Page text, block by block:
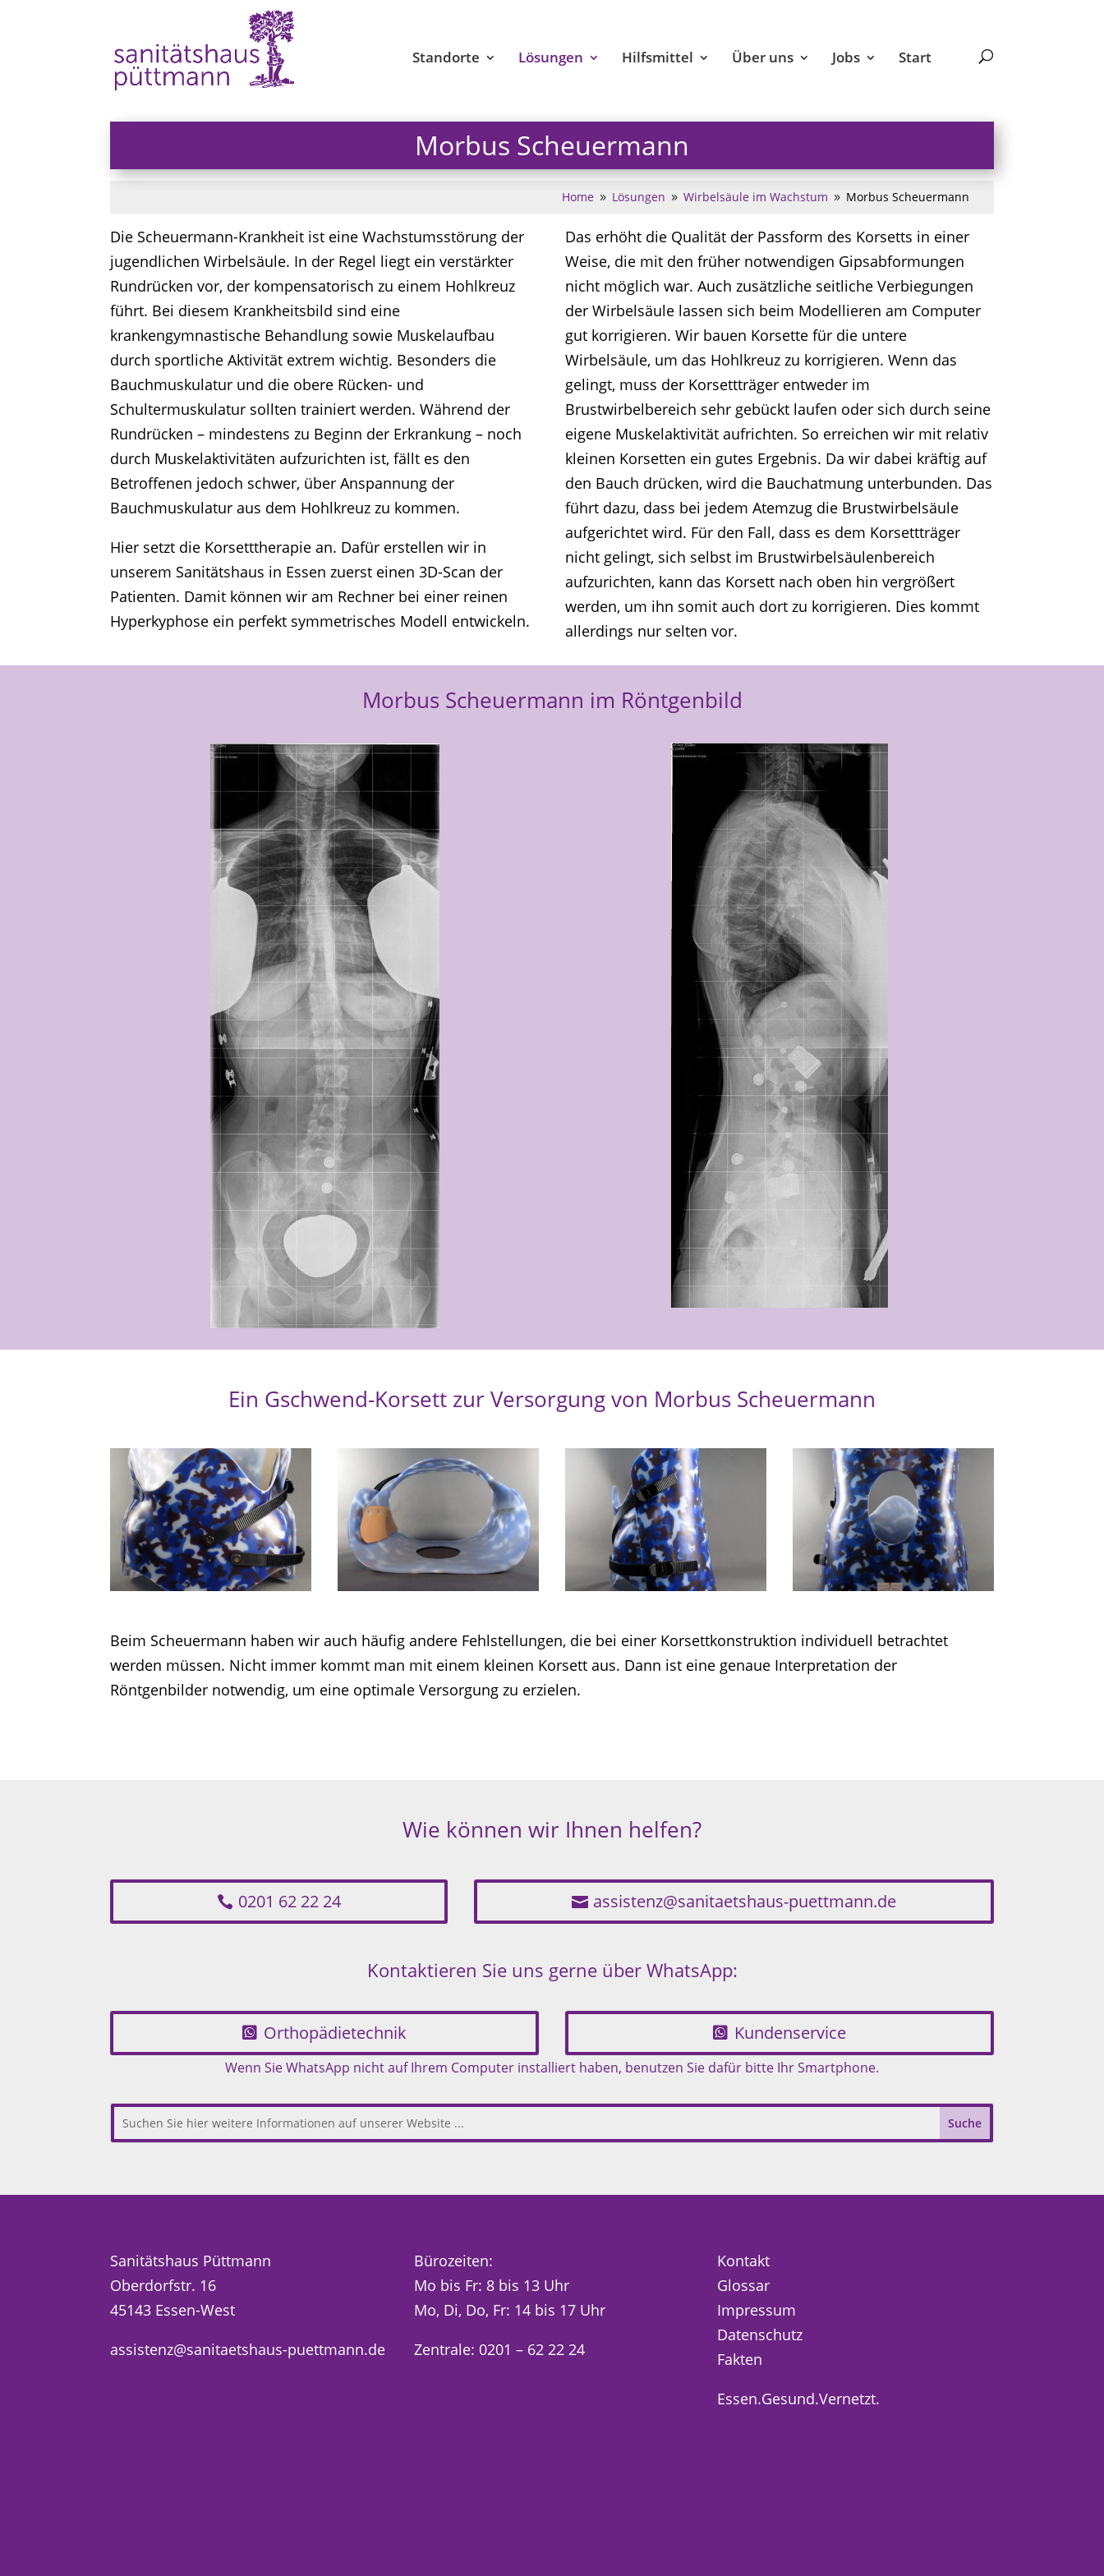
Standorte Lösungen Hilfsmittel Über uns Jobs Start
Morbus Scheuermann
Home 9 Lösungen 9 Wirbelsäule im Wachstum 9 Morbus Scheuermann
Die Scheuermann-Krankheit ist eine Wachstumsstörung der
jugendlichen Wirbelsäule. In der Regel liegt ein verstärkter
Rundrücken vor, der kompensatorisch zu einem Hohlkreuz
führt. Bei diesem Krankheitsbild sind eine
krankengymnastische Behandlung sowie Muskelaufbau
durch sportliche Aktivität extrem wichtig. Besonders die
Bauchmuskulatur und die obere Rücken- und
Schultermuskulatur sollten trainiert werden. Während der
Rundrücken – mindestens zu Beginn der Erkrankung – noch
durch Muskelaktivitäten aufzurichten ist, fällt es den
Betroffenen jedoch schwer, über Anspannung der
Bauchmuskulatur aus dem Hohlkreuz zu kommen.
Hier setzt die Korsetttherapie an. Dafür erstellen wir in
unserem Sanitätshaus in Essen zuerst einen 3D-Scan der
Patienten. Damit können wir am Rechner bei einer reinen
Hyperkyphose ein perfekt symmetrisches Modell entwickeln.
Das erhöht die Qualität der Passform des Korsetts in einer
Weise, die mit den früher notwendigen Gipsabformungen
nicht möglich war. Auch zusätzliche seitliche Verbiegungen
der Wirbelsäule lassen sich beim Modellieren am Computer
gut korrigieren. Wir bauen Korsette für die untere
Wirbelsäule, um das Hohlkreuz zu korrigieren. Wenn das
gelingt, muss der Korsettträger entweder im
Brustwirbelbereich sehr gebückt laufen oder sich durch seine
eigene Muskelaktivität aufrichten. So erreichen wir mit relativ
kleinen Korsetten ein gutes Ergebnis. Da wir dabei kräftig auf
den Bauch drücken, wird die Bauchatmung unterbunden. Das
führt dazu, dass bei jedem Atemzug die Brustwirbelsäule
aufgerichtet wird. Für den Fall, dass es dem Korsettträger
nicht gelingt, sich selbst im Brustwirbelsäulenbereich
aufzurichten, kann das Korsett nach oben hin vergrößert
werden, um ihn somit auch dort zu korrigieren. Dies kommt
allerdings nur selten vor.
Morbus Scheuermann im Röntgenbild
Ein Gschwend-Korsett zur Versorgung von Morbus Scheuermann
Beim Scheuermann haben wir auch häufig andere Fehlstellungen, die bei einer Korsettkonstruktion individuell betrachtet
werden müssen. Nicht immer kommt man mit einem kleinen Korsett aus. Dann ist eine genaue Interpretation der
Röntgenbilder notwendig, um eine optimale Versorgung zu erzielen.
Wie können wir Ihnen helfen?
0201 62 22 24 assistenz@sanitaetshaus-puettmann.de
Kontaktieren Sie uns gerne über WhatsApp:
Orthopädietechnik Kundenservice
Wenn Sie WhatsApp nicht auf Ihrem Computer installiert haben, benutzen Sie dafür bitte Ihr Smartphone.
Sanitätshaus Püttmann
Oberdorfstr. 16
45143 Essen-West
assistenz@sanitaetshaus-puettmann.de
Bürozeiten:
Mo bis Fr: 8 bis 13 Uhr
Mo, Di, Do, Fr: 14 bis 17 Uhr
Zentrale: 0201 – 62 22 24
Kontakt
Glossar
Impressum
Datenschutz
Fakten
Essen.Gesund.Vernetzt.